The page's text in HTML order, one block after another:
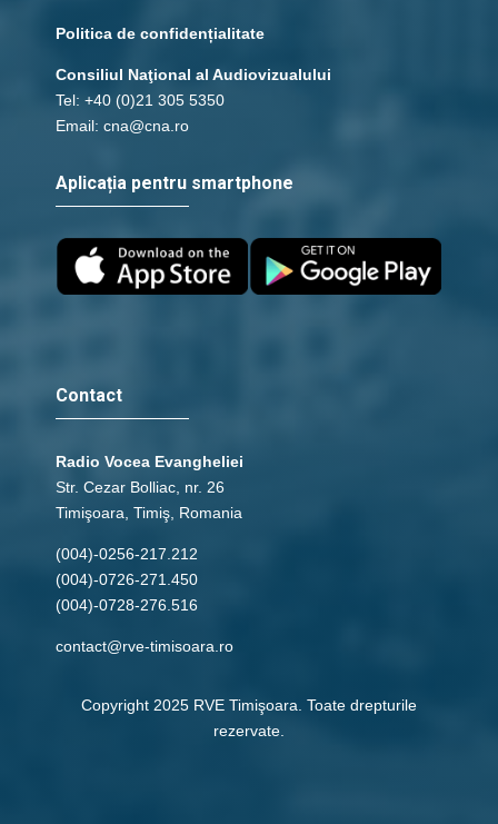
Politica de confidențialitate
Consiliul Naţional al Audiovizualului
Tel: +40 (0)21 305 5350
Email: cna@cna.ro
Aplicația pentru smartphone
Contact
Radio Vocea Evangheliei
Str. Cezar Bolliac, nr. 26
Timişoara, Timiş, Romania
(004)-0256-217.212
(004)-0726-271.450
(004)-0728-276.516
contact@rve-timisoara.ro
Copyright 2025 RVE Timişoara. Toate drepturile
rezervate.